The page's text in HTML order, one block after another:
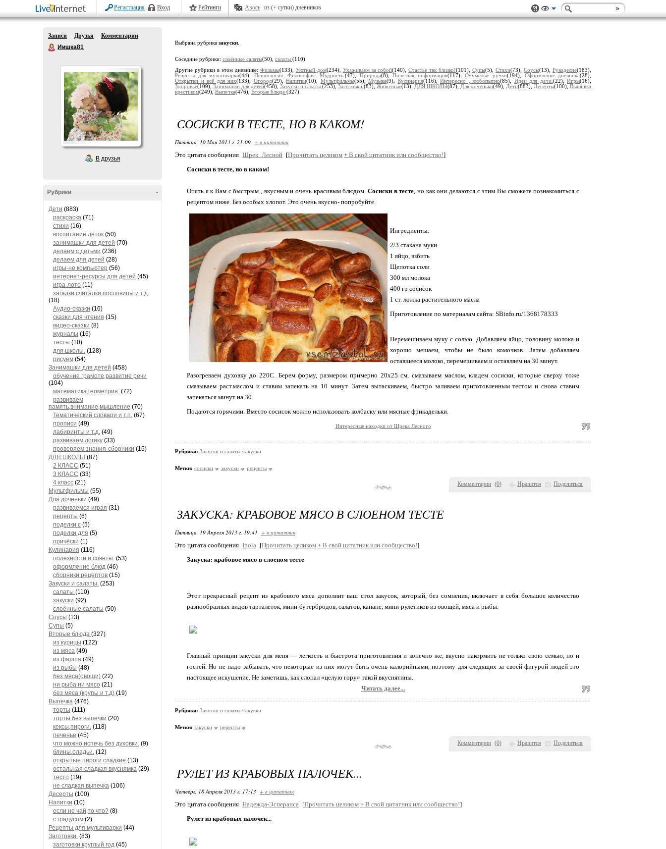
Регистрация Вход Рейтинги Авось из (+ сутки) дневников
Записи Друзья
Комментарии
Иишка81
В друзья
-
Рубрики
Дети (883)
раскраска (71)
стихи (16)
воспитание деток (50)
занимашки для детей (70)
делаем с детьми (236)
делаем для детей (28)
игры-не компьютер (56)
интернет-ресурсы для детей (45)
игра-лото (11)
загадки,считалки,пословицы и т.д.
(18)
Аудио-сказки (16)
сказки для чтения (15)
видео-сказки (8)
журналы (16)
тесты (10)
для школы. (128)
рисуем (54)
Занимашки для детей (458)
обучение грамоте,развитие речи
(104)
математика,геометрия. (72)
развиваем
память,внимание,мышление (70)
Тематический словари и т.п. (67)
прописи (49)
лабиринты и т.д. (49)
развиваем логику (33)
проверяем знания-сборники (15)
ДЛЯ ШКОЛЫ (87)
2 КЛАСС (51)
3 КЛАСС (33)
4 класс (21)
Мультфильмы (55)
Для доченьки (49)
развиваемся играя (31)
рецепты (6)
поделки с (5)
поделки для (5)
причёски (1)
Кулинария (116)
полезности и советы. (53)
оформление блюд (46)
сборники рецептов (15)
Закуски и салаты. (253)
салаты (110)
закуски (92)
слоённые салаты (50)
Соусы (13)
Супы (5)
Вторые блюда (327)
из курицы (122)
из мяса (49)
из фарша (49)
из рыбы (48)
без мяса(овощи) (22)
ни рыба ни мясо (21)
без мяса (крупы и т.д) (19)
Выпечка (476)
торты (111)
торты без выпечки (20)
кексы,пироги. (118)
печенье (45)
что можно испечь без духовки. (9)
блины,оладьи. (12)
открытые пироги сладкие (13)
остальная сладкая вкуснямка (29)
тесто (19)
не сладкая выпечка (106)
Десерты (100)
Напитки (10)
если не чай,то что? (8)
с градусом (2)
Рецепты для мультиварки (44)
Заготовки. (83)
заготовки круглый год (45)
Выбрана рубрика закуски
Соседние рубрики: слоённые салаты(50), салаты (110)
Другие рубрики в этом дневнике: Фильмы(133), Уютный дом(234), Ухаживаем за собой(140),Счастье так близко!(101),Супы(5),Стихи(73),Соусы(13),Рукоделие(183),
Рецепты для мультиварки(44), Психология. Философия. Мудрость. (47), Природа(8),Полезная информация(117),Очумелые ручки(194), Оформление дневника(28),
Открытки и всё для них(133), Огород(29), Напитки(10), Мультфильмы(55), Музыка(9), Кулинария(116), Интересно , любопытно(85), Идеи для дачи. (22), Игры(16),
Здоровье(109), Занимашки для детей(458), Закуски и салаты. (253), Заготовки. (83), Животные(13), ДЛЯ ШКОЛЫ(87), Для доченьки(49), Дети(883), Десерты(100), Вышивка
крестиком(249), Выпечка(476), Вторые блюда (327)
Комментарии (0) Нравится Поделиться
СОСИСКИ В ТЕСТЕ, НО В КАКОМ!
Пятница, 10 Мая 2013 г. 21:09 + в цитатник
Это цитата сообщения Шрек_Лесной [Прочитать целиком + В свой цитатник или сообщество!]
Сосиски в тесте, но в каком!
Опять я к Вам с быстрым , вкусным и очень красивым блюдом. Сосиски в тесте, но как они делаются с этим Вы сможете познакомиться с
рецептом ниже. Без особых хлопот. Это очень вкусно- попробуйте.
Ингредиенты:
2/3 стакана муки
1 яйцо, взбить
Щепотка соли
300 мл молока
400 гр сосисок
1 ст. ложка растительного масла
Приготовление по материалам сайта: SBinfo.ru/1368178333
Перемешиваем муку с солью. Добавляем яйцо, половину молока и
хорошо мешаем, чтобы не было комочков. Затем добавляем
оставшееся молоко, перемешиваем и оставляем на 30 минут.
Разогреваем духовку до 220С. Берем форму, размером примерно 20х25 см, смазываем маслом, кладем сосиски, которые сверху тоже
смазываем раст.маслом и ставим запекать на 10 минут. Затем вытаскиваем, быстро заливаем приготовленным тестом и снова ставим
запекаться минут на 30.
Подаются горячими. Вместо сосисок можно использовать колбаску или мясные фрикадельки.
Интересные находки от Шрека Лесного
Рубрики: Закуски и салаты./закуски
Метки: сосиски закуски рецепты
Комментарии (0) Нравится Поделиться
ЗАКУСКА: КРАБОВОЕ МЯСО В СЛОЕНОМ ТЕСТЕ
Пятница, 19 Апреля 2013 г. 19:41 + в цитатник
Это цитата сообщения Ipola [Прочитать целиком + В свой цитатник или сообщество!]
Закуска: крабовое мясо в слоеном тесте
Этот прекрасный рецепт из крабового мяса дополнит ваш стол закусок, который, без сомнения, включает в себя большое количество
разнообразных видов тарталеток, мини-бутербродов, салатов, канапе, мини-рулетиков из овощей, мяса и рыбы.
Главный принцип закуски для меня — легкость и быстрота приготовления и конечно же, вкусно накормить не только свою семью, но и
гостей. Но не надо забывать, что некоторые из них могут быть очень калорийными, поэтому для следящих за своей фигурой людей это
настоящее искушение. Не заметишь, как слопал «целую гору» такой вкуснятины.
Читать далее...
Рубрики: Закуски и салаты./закуски
Метки: закуски рецепты
РУЛЕТ ИЗ КРАБОВЫХ ПАЛОЧЕК...
Четверг, 18 Апреля 2013 г. 17:13 + в цитатник
Это цитата сообщения Надежда-Эсперанса [Прочитать целиком + В свой цитатник или сообщество!]
Рулет из крабовых палочек...